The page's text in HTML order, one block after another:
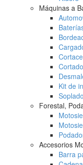
Máquinas a
Kit de
Forestal,
Accesorios
Barra